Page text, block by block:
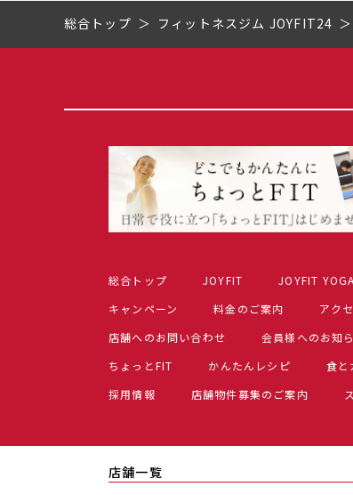
総合トップ フィットネスジム JOYFIT24
総合トップ JOYFIT JOYFIT YOGA
キャンペーン
料金のご案内 アク
店舗へのお問い合わせ
会員様へのお知
ちょっとFIT
かんたんレシピ 食と
採用情報
店舗物件募集のご案内
店舗一覧